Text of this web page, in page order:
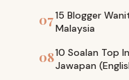
0715 Blogger
Malaysia
0810 Soalan Top
Jawapan